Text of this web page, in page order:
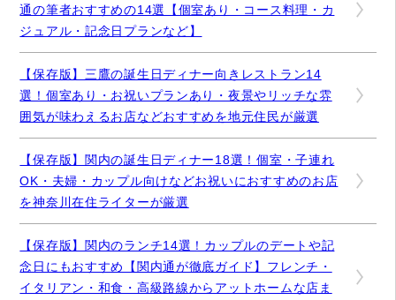
通の筆者おすすめの14選【個室あり・コース料理・カ
ジュアル・記念日プランなど】
【保存版】三鷹の誕生日ディナー向きレストラン14
選！個室あり・お祝いプランあり・夜景やリッチな雰
囲気が味わえるお店などおすすめを地元住民が厳選
【保存版】関内の誕生日ディナー18選！個室・子連れ
OK・夫婦・カップル向けなどお祝いにおすすめのお店
を神奈川在住ライターが厳選
【保存版】関内のランチ14選！カップルのデートや記
念日にもおすすめ【関内通が徹底ガイド】フレンチ・
イタリアン・和食・高級路線からアットホームな店ま